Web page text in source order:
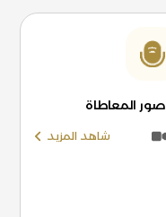
صور المعاطاة
شاهد المزيد